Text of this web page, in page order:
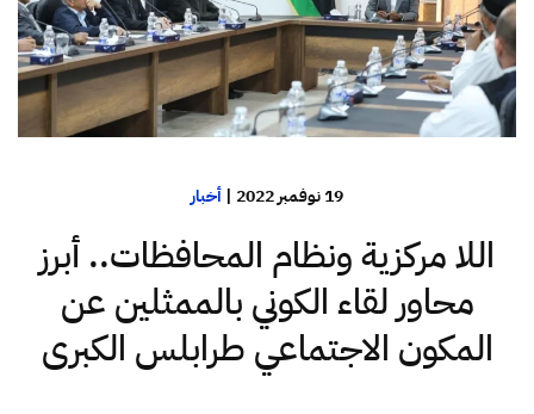
19 نوفمبر 2022 | أخبار
اللا مركزية ونظام المحافظات.. أبرز
محاور لقاء الكوني بالممثلين عن
المكون الاجتماعي طرابلس الكبرى